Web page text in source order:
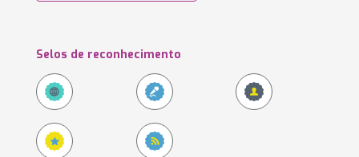
Selos de reconhecimento